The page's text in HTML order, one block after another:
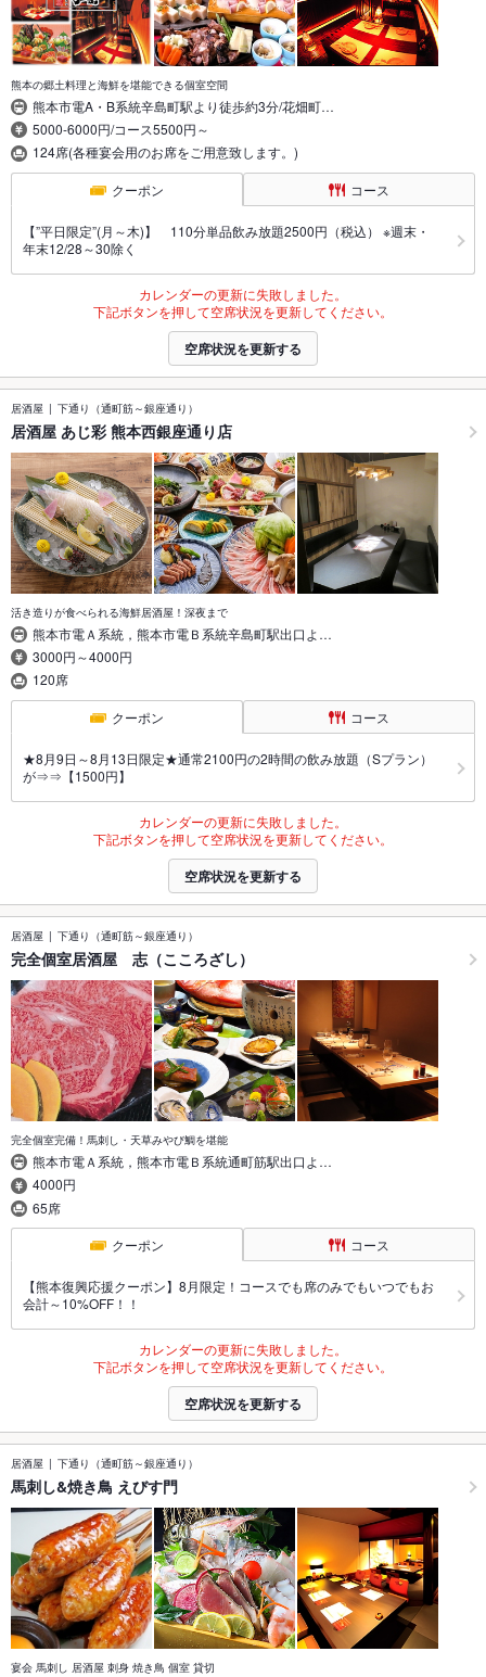
熊本の郷土料理と海鮮を堪能できる個室空間
熊本市電A・B系統辛島町駅より徒歩約3分/花畑町…
5000-6000円/コース5500円～
124席(各種宴会用のお席をご用意致します。)
クーポン コース
【”平日限定”(月～木)】 110分単品飲み放題2500円（税込） ※週末・
年末12/28～30除く
カレンダーの更新に失敗しました。
下記ボタンを押して空席状況を更新してください。
空席状況を更新する
居酒屋 下通り（通町筋～銀座通り）
居酒屋 あじ彩 熊本西銀座通り店
活き造りが食べられる海鮮居酒屋！深夜まで
熊本市電Ａ系統，熊本市電Ｂ系統辛島町駅出口よ…
3000円～4000円
120席
クーポン コース
★8月9日～8月13日限定★通常2100円の2時間の飲み放題（Sプラン）
が⇒⇒【1500円】
カレンダーの更新に失敗しました。
下記ボタンを押して空席状況を更新してください。
空席状況を更新する
居酒屋 下通り（通町筋～銀座通り）
完全個室居酒屋 志（こころざし）
完全個室完備！馬刺し・天草みやび鯛を堪能
熊本市電Ａ系統，熊本市電Ｂ系統通町筋駅出口よ…
4000円
65席
クーポン コース
【熊本復興応援クーポン】8月限定！コースでも席のみでもいつでもお
会計～10%OFF！！
カレンダーの更新に失敗しました。
下記ボタンを押して空席状況を更新してください。
空席状況を更新する
居酒屋 下通り（通町筋～銀座通り）
馬刺し&焼き鳥 えびす門
宴会 馬刺し 居酒屋 刺身 焼き鳥 個室 貸切